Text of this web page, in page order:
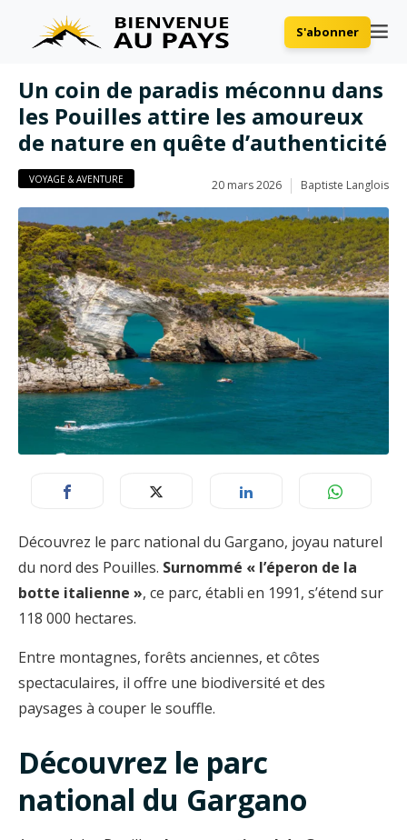
S'abonner
Un coin de paradis méconnu dans
les Pouilles attire les amoureux
de nature en quête d’authenticité
VOYAGE & AVENTURE 20 mars 2026 Baptiste Langlois
Découvrez le parc national du Gargano, joyau naturel
du nord des Pouilles. Surnommé « l’éperon de la
botte italienne », ce parc, établi en 1991, s’étend sur
118 000 hectares.
Entre montagnes, forêts anciennes, et côtes
spectaculaires, il offre une biodiversité et des
paysages à couper le souffle.
Découvrez le parc
national du Gargano